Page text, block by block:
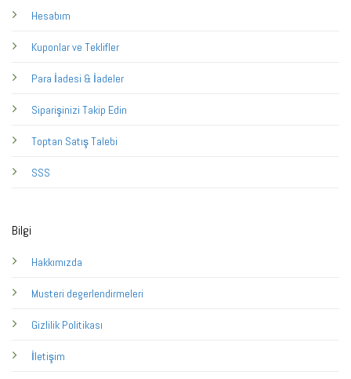
Hesabım
Kuponlar ve Teklifler
Para İadesi & İadeler
Siparişinizi Takip Edin
Toptan Satış Talebi
SSS
Bilgi
Hakkımızda
Musteri degerlendirmeleri
Gizlilik Politikası
İletişim